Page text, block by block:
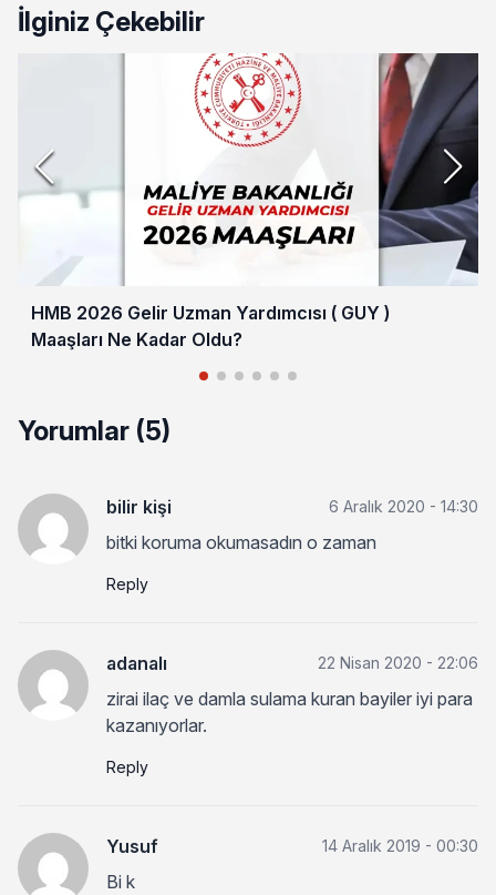
İlginiz Çekebilir
HMB 2026 Gelir Uzman Yardımcısı ( GUY )
Maaşları Ne Kadar Oldu?
Yorumlar (5)
bilir kişi 6 Aralık 2020 - 14:30
bitki koruma okumasadın o zaman
Reply
adanalı 22 Nisan 2020 - 22:06
zirai ilaç ve damla sulama kuran bayiler iyi para
kazanıyorlar.
Reply
Yusuf 14 Aralık 2019 - 00:30
Bi k